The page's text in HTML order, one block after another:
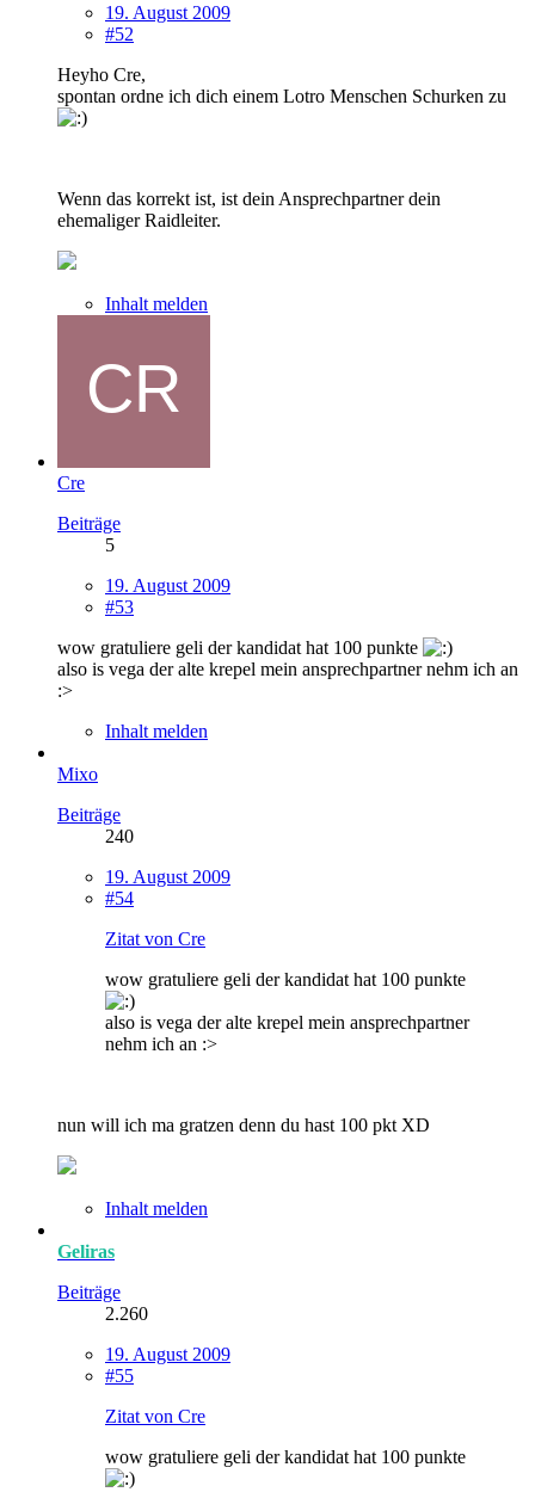
19. August 2009
#52
Heyho Cre,
spontan ordne ich dich einem Lotro Menschen Schurken zu
Wenn das korrekt ist, ist dein Ansprechpartner dein
ehemaliger Raidleiter.
Inhalt melden
Cre
Beiträge
5
19. August 2009
#53
wow gratuliere geli der kandidat hat 100 punkte
also is vega der alte krepel mein ansprechpartner nehm ich an
:>
Inhalt melden
Mixo
Beiträge
240
19. August 2009
#54
Zitat von Cre
wow gratuliere geli der kandidat hat 100 punkte
also is vega der alte krepel mein ansprechpartner
nehm ich an :>
nun will ich ma gratzen denn du hast 100 pkt XD
Inhalt melden
Geliras
Beiträge
2.260
19. August 2009
#55
Zitat von Cre
wow gratuliere geli der kandidat hat 100 punkte